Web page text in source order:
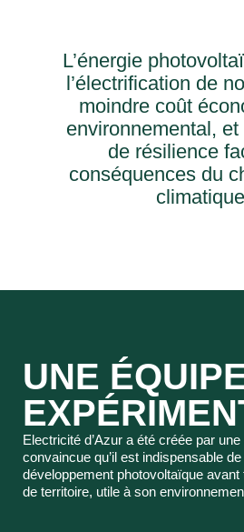
L’énergie
l’électrification de
moindre coût
environnemental, et
de résilience
conséquences du
UNE
Electricité d’Azur a été créée par
convaincue qu’il est indispensable
développement photovoltaïque
de territoire, utile à son